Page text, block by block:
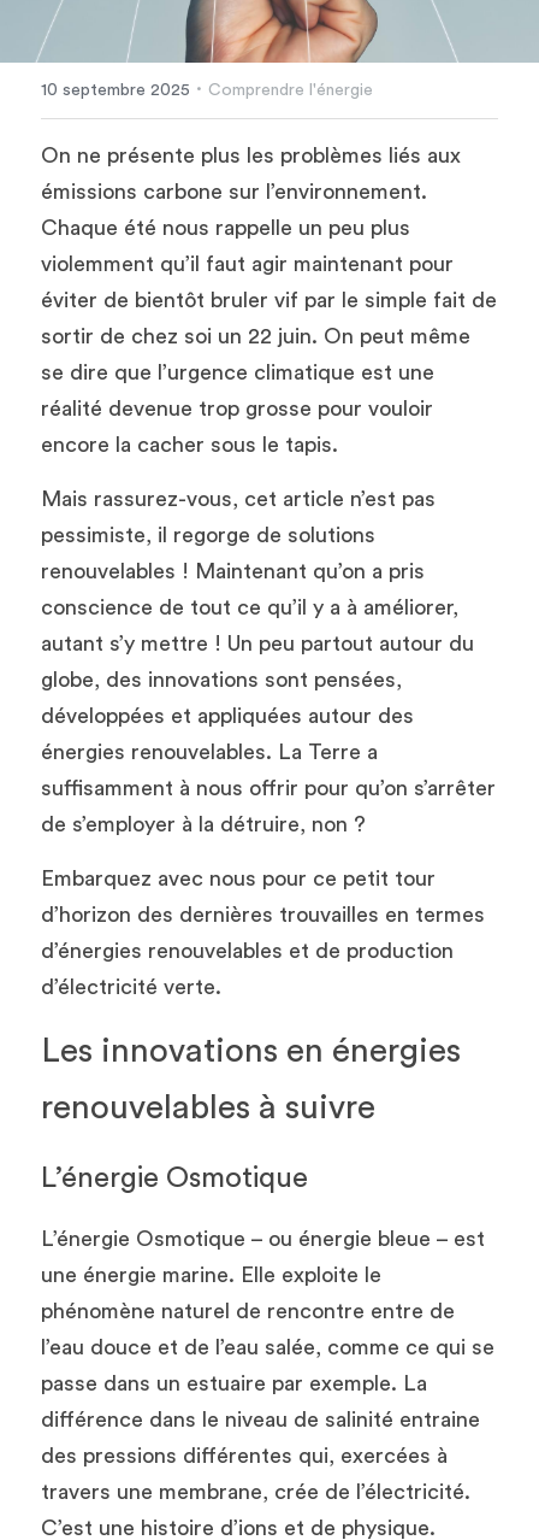
10 septembre 2025 · Comprendre l'énergie
On ne présente plus les problèmes liés aux
émissions carbone sur l’environnement.
Chaque été nous rappelle un peu plus
violemment qu’il faut agir maintenant pour
éviter de bientôt bruler vif par le simple fait de
sortir de chez soi un 22 juin. On peut même
se dire que l’urgence climatique est une
réalité devenue trop grosse pour vouloir
encore la cacher sous le tapis.
Mais rassurez-vous, cet article n’est pas
pessimiste, il regorge de solutions
renouvelables ! Maintenant qu’on a pris
conscience de tout ce qu’il y a à améliorer,
autant s’y mettre ! Un peu partout autour du
globe, des innovations sont pensées,
développées et appliquées autour des
énergies renouvelables. La Terre a
suffisamment à nous offrir pour qu’on s’arrêter
de s’employer à la détruire, non ?
Embarquez avec nous pour ce petit tour
d’horizon des dernières trouvailles en termes
d’énergies renouvelables et de production
d’électricité verte.
Les innovations en énergies
renouvelables à suivre
L’énergie Osmotique
L’énergie Osmotique – ou énergie bleue – est
une énergie marine. Elle exploite le
phénomène naturel de rencontre entre de
l’eau douce et de l’eau salée, comme ce qui se
passe dans un estuaire par exemple. La
différence dans le niveau de salinité entraine
des pressions différentes qui, exercées à
travers une membrane, crée de l’électricité.
C’est une histoire d’ions et de physique.